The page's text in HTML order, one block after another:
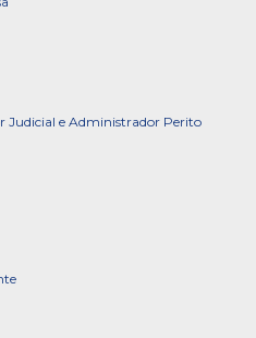
Judicial e Administrador Perito